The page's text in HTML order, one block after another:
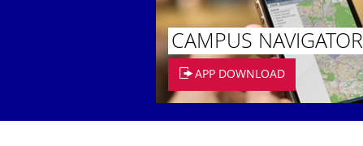
CAMPUS NAVIGATOR
APP DOWNLOAD